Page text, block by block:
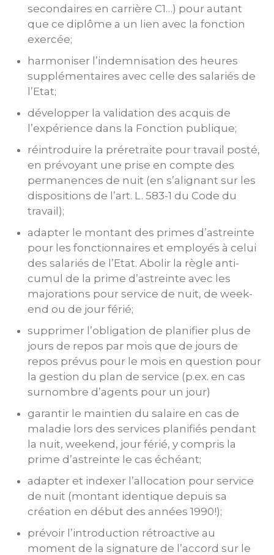
secondaires en carrière C1…) pour autant
que ce diplôme a un lien avec la fonction
exercée;
harmoniser l’indemnisation des heures
supplémentaires avec celle des salariés de
l’Etat;
développer la validation des acquis de
l’expérience dans la Fonction publique;
réintroduire la préretraite pour travail posté,
en prévoyant une prise en compte des
permanences de nuit (en s’alignant sur les
dispositions de l’art. L. 583-1 du Code du
travail);
adapter le montant des primes d’astreinte
pour les fonctionnaires et employés à celui
des salariés de l’Etat. Abolir la règle anti-
cumul de la prime d’astreinte avec les
majorations pour service de nuit, de week-
end ou de jour férié;
supprimer l’obligation de planifier plus de
jours de repos par mois que de jours de
repos prévus pour le mois en question pour
la gestion du plan de service (p.ex. en cas
surnombre d’agents pour un jour)
garantir le maintien du salaire en cas de
maladie lors des services planifiés pendant
la nuit, weekend, jour férié, y compris la
prime d’astreinte le cas échéant;
adapter et indexer l’allocation pour service
de nuit (montant identique depuis sa
création en début des années 1990!);
prévoir l’introduction rétroactive au
moment de la signature de l’accord sur le